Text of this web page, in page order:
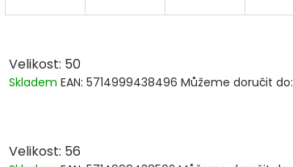
Velikost: 50
Skladem EAN: 5714999438496 Můžeme doručit do:
Velikost: 56